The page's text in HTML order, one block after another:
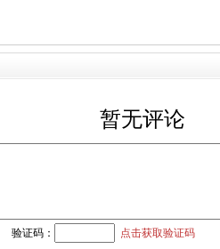
暂无评论
验证码： 点击获取验证码